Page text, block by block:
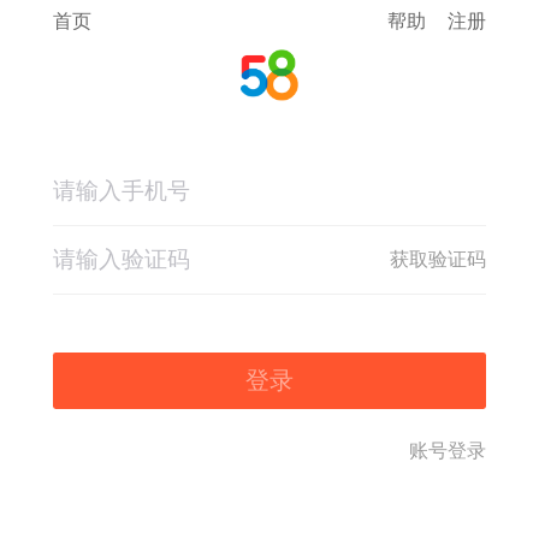
首页 帮助 注册
获取验证码
登录
账号登录